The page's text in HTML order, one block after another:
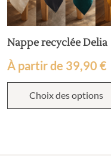
Nappe recyclée Delia
À partir de 39,90 €
Choix des options